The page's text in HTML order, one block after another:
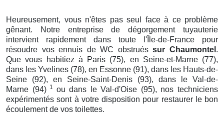
Heureusement, vous n'êtes pas seul face à ce problème
gênant. Notre entreprise de dégorgement tuyauterie
intervient rapidement dans toute l'Île-de-France pour
résoudre vos ennuis de WC obstruéssur Chaumontel .
Que vous habitiez à Paris (75), en Seine-et-Marne (77),
dans les Yvelines (78), en Essonne (91), dans les Hauts-de-
Seine (92), en Seine-Saint-Denis (93), dans le Val-de-
Marne (94)1 ou dans le Val-d'Oise (95), nos techniciens
expérimentés sont à votre disposition pour restaurer le bon
écoulement de vos toilettes.